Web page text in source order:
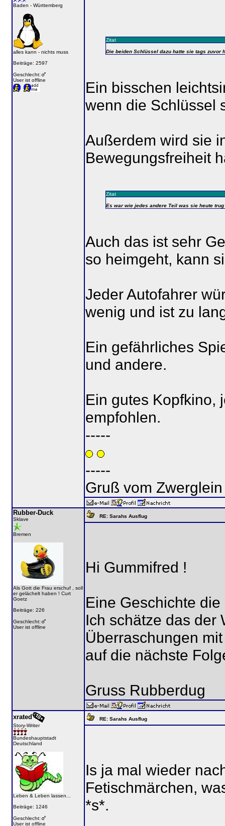
Baden - Württemberg
alles kann - nichts muss
Beiträge: 2597
Geschlecht:
User ist offline
Zitat
Die beiden Schlüssel dazu hatte sie tags zuvor
Ein bisschen
wenn die Schlüssel
Außerdem wird sie
Bewegungsfreiheit
Zitat
Es war wie jedes andere Teil was sie heute
Auch das ist sehr
so heimgeht, kann
Jeder Autofahrer
wenig und ist zu
Ein gefährliches
und andere.
Ein gutes Kopfkino,
empfohlen.
-----
-----
Gruß vom Zwerglein
Rubber-Duck
Sklave
Bremen
Als Gott die Frau erschuf , soll
er gelächelt haben ! Curt
Goetz
Beiträge: 226
Geschlecht:
User ist offline
RE: Sarahs Ausflug
Hi Gummifred !
Eine Geschichte
Ich schätze das der
Überraschungen
auf die nächste
Gruss Rubberdug
xrated
Story-Writer
Bundeshauptstadt
Deutschland
Leben & Leben lassen...
Beiträge: 1246
Geschlecht:
User ist offline
RE: Sarahs Ausflug
Is ja mal wieder
Fetischmärchen,
*s*.